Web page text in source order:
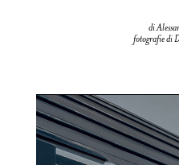
di
fotografie di